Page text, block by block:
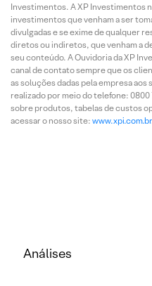
Investimentos. A XP Investimentos
investimentos que venham a ser
divulgadas e se exime de qualquer
diretos ou indiretos, que venham a
seu conteúdo. A Ouvidoria da XP
canal de contato sempre que os
as soluções dadas pela empresa
realizado por meio do telefone:
sobre produtos, tabelas de custos
acessar o nosso site: www.xpi.com.br.
Análises